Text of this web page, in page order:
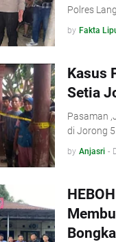
Polres
by Fakta
Kasus
Setia
Pasaman
di Jorong 5
by Anjasri -